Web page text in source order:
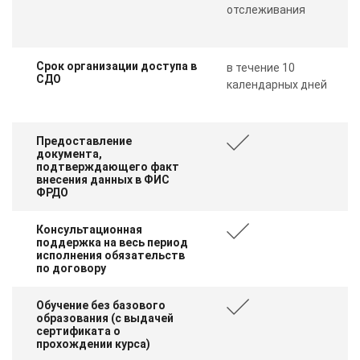
отслеживания
Срок организации доступа в
СДО
в течение 10
календарных дней
Предоставление
документа,
подтверждающего факт
внесения данных в ФИС
ФРДО
Консультационная
поддержка на весь период
исполнения обязательств
по договору
Обучение без базового
образования (с выдачей
сертификата о
прохождении курса)
online
Мессенджеры